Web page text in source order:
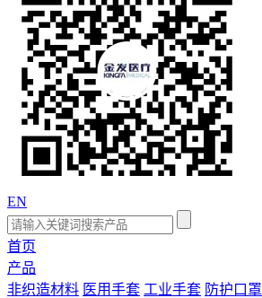
EN
首页
产品
非织造材料 医用手套 工业手套 防护口罩